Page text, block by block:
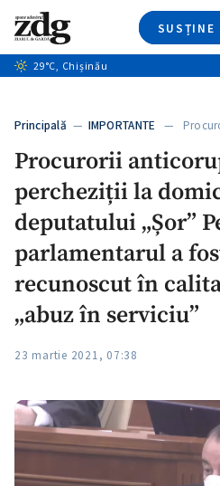
SUSȚINE
+5
Caută
29°C, Chișinău
Principală — IMPORTANTE —
Procurorii
percheziții la
deputatului „Șor”
parlamentarul a
recunoscut în
„abuz în serviciu”
23 martie 2021, 07:38